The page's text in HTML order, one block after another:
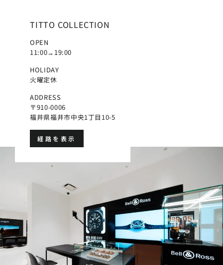
TITTO COLLECTION
OPEN
11:00→19:00
HOLIDAY
火曜定休
ADDRESS
〒910-0006
福井県福井市中央1丁目10-5
経路を表示